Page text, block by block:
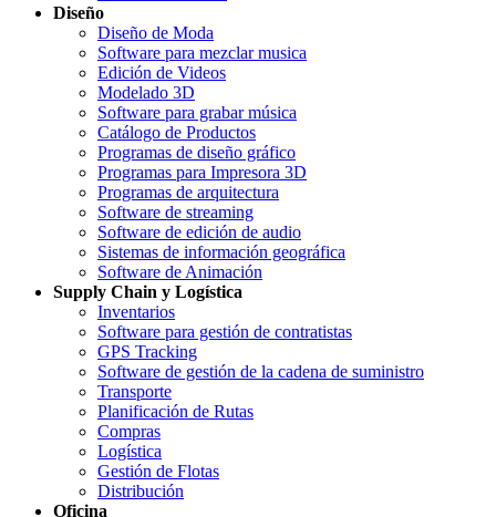
Diseño
Diseño de Moda
Software para mezclar musica
Edición de Videos
Modelado 3D
Software para grabar música
Catálogo de Productos
Programas de diseño gráfico
Programas para Impresora 3D
Programas de arquitectura
Software de streaming
Software de edición de audio
Sistemas de información geográfica
Software de Animación
Supply Chain y Logística
Inventarios
Software para gestión de contratistas
GPS Tracking
Software de gestión de la cadena de suministro
Transporte
Planificación de Rutas
Compras
Logística
Gestión de Flotas
Distribución
Oficina